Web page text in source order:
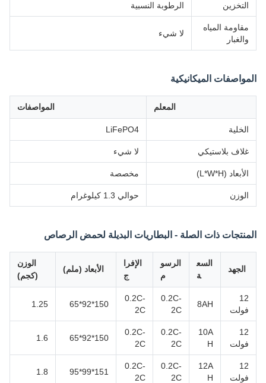
التخزين
الرطوبة النسبية
مقاومة المياه
والغبار
لا شيء
المواصفات الميكانيكية
المعلم المواصفات
الخلية LiFePO4
غلاف بلاستيكي لا شيء
الأبعاد (L*W*H) مخصصة
الوزن حوالي 1.3 كيلوغرام
المنتجات ذات الصلة - البطاريات البديلة لحمض الرصاص
الجهد
السع
ة
الرسو
م
الإفرا
ج
الأبعاد (ملم)
الوزن
(كجم)
12
فولت
8AH
0.2C-
2C
0.2C-
2C
150*92*65
1.25
12
فولت
10A
H
0.2C-
2C
0.2C-
2C
150*92*65
1.6
12
فولت
12A
H
0.2C-
2C
0.2C-
2C
151*99*95
1.8